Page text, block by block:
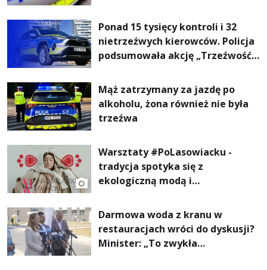
Ponad 15 tysięcy kontroli i 32
nietrzeźwych kierowców. Policja
podsumowała akcję „Trzeźwość”
Mąż zatrzymany za jazdę po
alkoholu, żona również nie była
trzeźwa
Warsztaty #PoLasowiacku -
tradycja spotyka się z
ekologiczną modą i
Darmowa woda z kranu w
restauracjach wróci do dyskusji?
Minister: „To zwykła